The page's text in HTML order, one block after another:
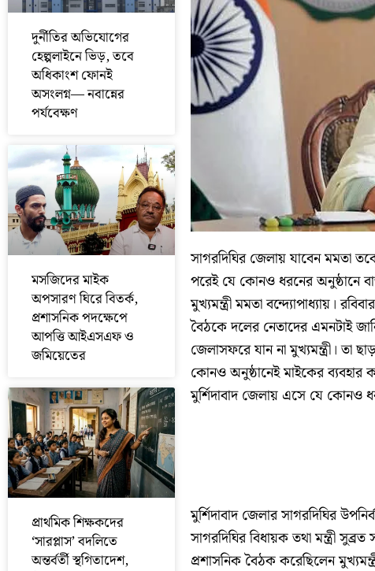
দুর্নীতির অভিযোগের
হেল্পলাইনে ভিড়, তবে
অধিকাংশ ফোনই
অসংলগ্ন— নবান্নের
পর্যবেক্ষণ
মসজিদের মাইক
অপসারণ ঘিরে বিতর্ক,
প্রশাসনিক পদক্ষেপে
আপত্তি আইএসএফ ও
জমিয়েতের
প্রাথমিক শিক্ষকদের
‘সারপ্লাস’ বদলিতে
অন্তর্বর্তী স্থগিতাদেশ,
সাগরদিঘির জেলায় যাবেন মমতা
পরেই যে কোনও ধরনের অনুষ্ঠানে
মুখ্যমন্ত্রী মমতা বন্দ্যোপাধ্যায়।
বৈঠকে দলের নেতাদের এমনটাই
জেলাসফরে যান না মুখ্যমন্ত্রী। তা
কোনও অনুষ্ঠানেই মাইকের ব্যবহার
মুর্শিদাবাদ জেলায় এসে যে কোনও
মুর্শিদাবাদ জেলার সাগরদিঘির
সাগরদিঘির বিধায়ক তথা মন্ত্রী
প্রশাসনিক বৈঠক করেছিলেন